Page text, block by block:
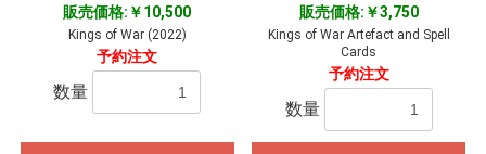
販売価格:￥10,500
Kings of War (2022)
予約注文
数量
販売価格:￥3,750
Kings of War Artefact and Spell
Cards
予約注文
数量